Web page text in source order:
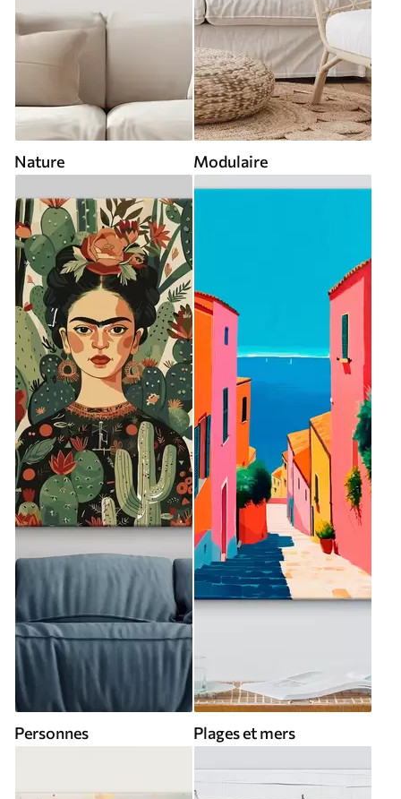
Nature Modulaire
Personnes Plages et mers